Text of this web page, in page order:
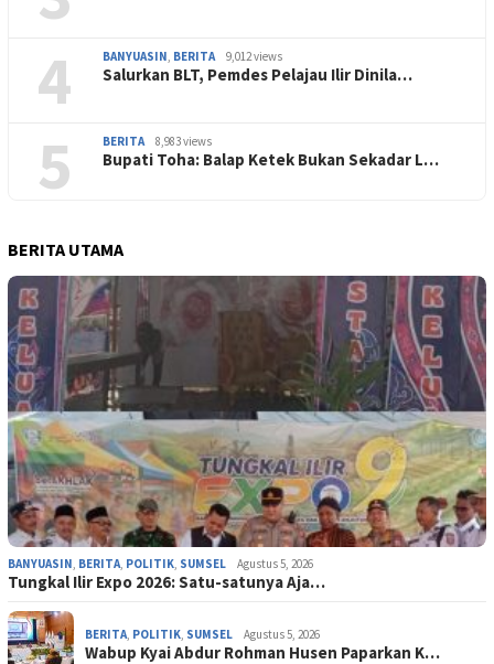
4 BANYUASIN, BERITA 9,012 views
Salurkan BLT, Pemdes Pelajau Ilir Dinila…
5 BERITA 8,983 views
Bupati Toha: Balap Ketek Bukan Sekadar L…
BERITA UTAMA
BANYUASIN BERITA POLITIK SUMSEL Agustus 5, 2026
Tungkal Ilir Expo 2026: Satu-satunya Aja…
BERITA POLITIK SUMSEL Agustus 5, 2026
Wabup Kyai Abdur Rohman Husen Paparkan K…